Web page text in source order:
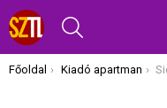
Itt vagy most:
Főoldal Kiadó apartman